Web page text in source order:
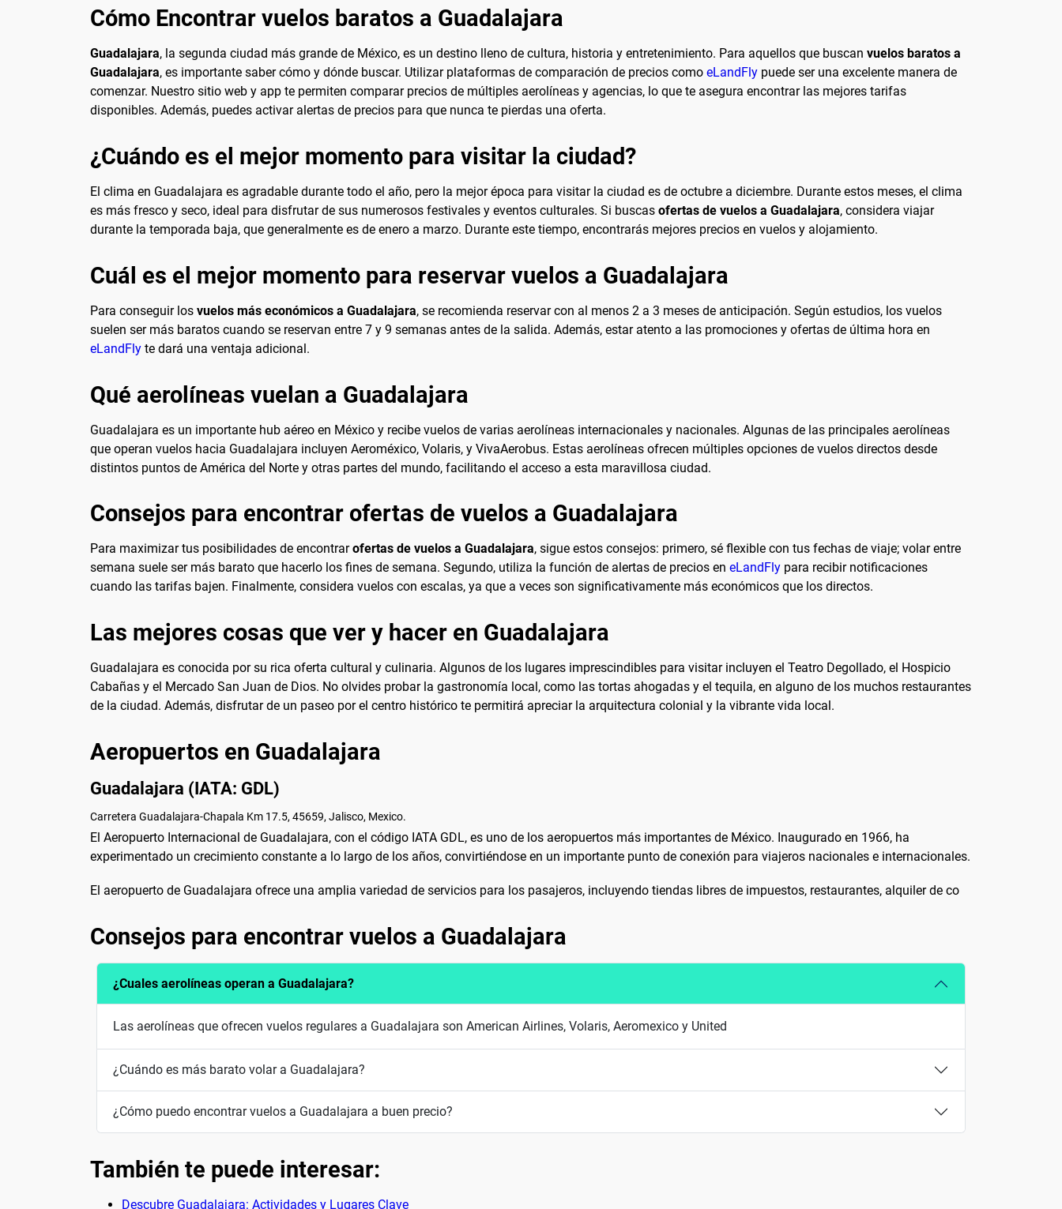
Cómo Encontrar vuelos baratos a Guadalajara
Guadalajara, la segunda ciudad más grande de México, es un destino lleno de cultura, historia y entretenimiento. Para aquellos que buscan vuelos baratos a
Guadalajara, es importante saber cómo y dónde buscar. Utilizar plataformas de comparación de precios como eLandFly puede ser una excelente manera de
comenzar. Nuestro sitio web y app te permiten comparar precios de múltiples aerolíneas y agencias, lo que te asegura encontrar las mejores tarifas
disponibles. Además, puedes activar alertas de precios para que nunca te pierdas una oferta.
¿Cuándo es el mejor momento para visitar la ciudad?
El clima en Guadalajara es agradable durante todo el año, pero la mejor época para visitar la ciudad es de octubre a diciembre. Durante estos meses, el clima
es más fresco y seco, ideal para disfrutar de sus numerosos festivales y eventos culturales. Si buscas ofertas de vuelos a Guadalajara, considera viajar
durante la temporada baja, que generalmente es de enero a marzo. Durante este tiempo, encontrarás mejores precios en vuelos y alojamiento.
Cuál es el mejor momento para reservar vuelos a Guadalajara
Para conseguir los vuelos más económicos a Guadalajara, se recomienda reservar con al menos 2 a 3 meses de anticipación. Según estudios, los vuelos
suelen ser más baratos cuando se reservan entre 7 y 9 semanas antes de la salida. Además, estar atento a las promociones y ofertas de última hora en
eLandFly te dará una ventaja adicional.
Qué aerolíneas vuelan a Guadalajara
Guadalajara es un importante hub aéreo en México y recibe vuelos de varias aerolíneas internacionales y nacionales. Algunas de las principales aerolíneas
que operan vuelos hacia Guadalajara incluyen Aeroméxico, Volaris, y VivaAerobus. Estas aerolíneas ofrecen múltiples opciones de vuelos directos desde
distintos puntos de América del Norte y otras partes del mundo, facilitando el acceso a esta maravillosa ciudad.
Consejos para encontrar ofertas de vuelos a Guadalajara
Para maximizar tus posibilidades de encontrarofertas de vuelos a Guadalajara, sigue estos consejos: primero, sé flexible con tus fechas de viaje; volar entre
semana suele ser más barato que hacerlo los fines de semana. Segundo, utiliza la función de alertas de precios en eLandFly para recibir notificaciones
cuando las tarifas bajen. Finalmente, considera vuelos con escalas, ya que a veces son significativamente más económicos que los directos.
Las mejores cosas que ver y hacer en Guadalajara
Guadalajara es conocida por su rica oferta cultural y culinaria. Algunos de los lugares imprescindibles para visitar incluyen el Teatro Degollado, el Hospicio
Cabañas y el Mercado San Juan de Dios. No olvides probar la gastronomía local, como las tortas ahogadas y el tequila, en alguno de los muchos restaurantes
de la ciudad. Además, disfrutar de un paseo por el centro histórico te permitirá apreciar la arquitectura colonial y la vibrante vida local.
Aeropuertos en Guadalajara
Guadalajara (IATA: GDL)
Carretera Guadalajara-Chapala Km 17.5, 45659, Jalisco, Mexico.
El Aeropuerto Internacional de Guadalajara, con el código IATA GDL, es uno de los aeropuertos más importantes de México. Inaugurado en 1966, ha
experimentado un crecimiento constante a lo largo de los años, convirtiéndose en un importante punto de conexión para viajeros nacionales e internacionales.
El aeropuerto de Guadalajara ofrece una amplia variedad de servicios para los pasajeros, incluyendo tiendas libres de impuestos, restaurantes, alquiler de co
Consejos para encontrar vuelos a Guadalajara
¿Cuales aerolíneas operan a Guadalajara?
Las aerolíneas que ofrecen vuelos regulares a Guadalajara son American Airlines, Volaris, Aeromexico y United
¿Cuándo es más barato volar a Guadalajara?
¿Cómo puedo encontrar vuelos a Guadalajara a buen precio?
También te puede interesar:
Descubre Guadalajara: Actividades y Lugares Clave